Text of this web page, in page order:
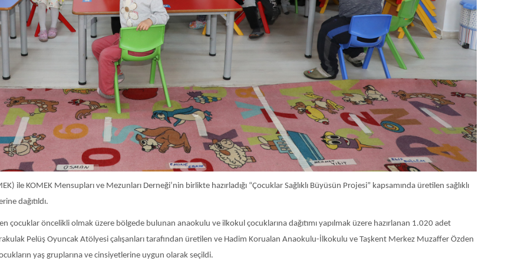
ile KOMEK Mensupları ve Mezunları Derneği’nin birlikte hazırladığı “Çocuklar Sağlıklı Büyüsün Projesi” kapsamında üretilen sağlıklı
dağıtıldı.
çocuklar öncelikli olmak üzere bölgede bulunan anaokulu ve ilkokul çocuklarına dağıtımı yapılmak üzere hazırlanan 1.020 adet
Pelüş Oyuncak Atölyesi çalışanları tarafından üretilen ve Hadim Korualan Anaokulu-İlkokulu ve Taşkent Merkez Muzaffer Özden
yaş gruplarına ve cinsiyetlerine uygun olarak seçildi.